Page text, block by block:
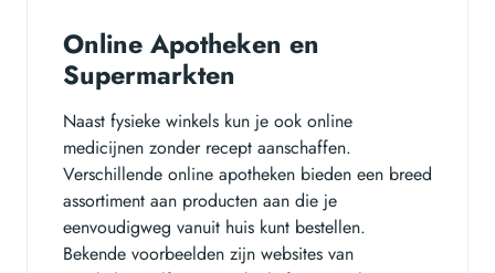
Online Apotheken en
Supermarkten
Naast fysieke winkels kun je ook online
medicijnen zonder recept aanschaffen.
Verschillende online apotheken bieden een breed
assortiment aan producten aan die je
eenvoudigweg vanuit huis kunt bestellen.
Bekende voorbeelden zijn websites van